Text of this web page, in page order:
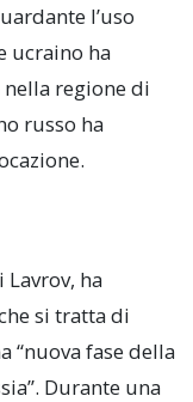
l’uso
ucraino ha
regione di
russo ha
ha
si tratta di
“nuova fase della
Durante una